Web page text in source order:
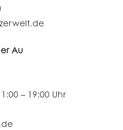
Au
– 19:00 Uhr